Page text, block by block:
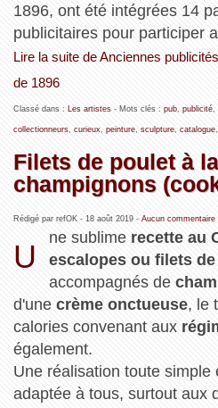
1896, ont été intégrées 14
publicitaires pour participer
Lire la suite de Anciennes
de 1896
Classé dans : Les artistes- Mots clés : pub, publicité,
collectionneurs, curieux peinture, sculpture, catalogue,
Filets de poulet à
champignons
Rédigé par refOK - 18 août 2019- Aucun commentaire
U
ne sublime recette au
escalopes ou filets
accompagnés de
d'une crème onctueuse, le
calories convenant aux
également.
Une réalisation toute simple
adaptée à tous, surtout aux